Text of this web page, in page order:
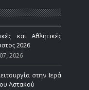
και Αθλητικές
2026
2026
στην Ιερά
Αστακού